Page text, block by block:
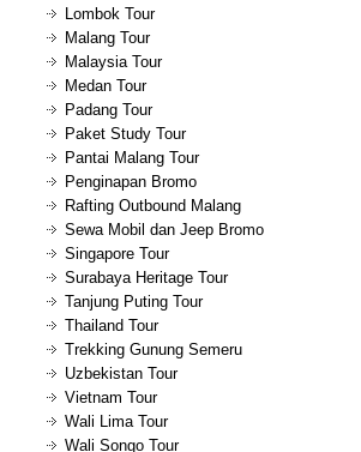
Lombok Tour
Malang Tour
Malaysia Tour
Medan Tour
Padang Tour
Paket Study Tour
Pantai Malang Tour
Penginapan Bromo
Rafting Outbound Malang
Sewa Mobil dan Jeep Bromo
Singapore Tour
Surabaya Heritage Tour
Tanjung Puting Tour
Thailand Tour
Trekking Gunung Semeru
Uzbekistan Tour
Vietnam Tour
Wali Lima Tour
Wali Songo Tour